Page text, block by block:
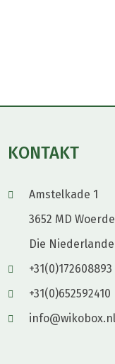
KONTAKT
Amstelkade 1
3652 MD
Die Niederlande
+31(0)172608893
+31(0)652592410
info@wikobox.nl